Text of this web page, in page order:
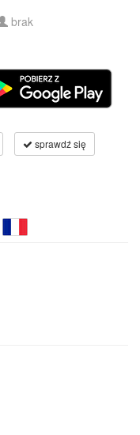
brak
sprawdź się